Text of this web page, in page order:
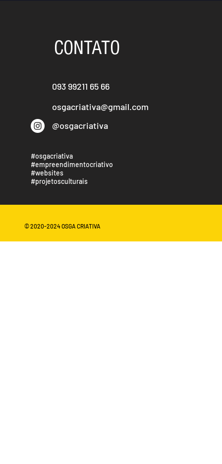
CONTATO
093 99211 65 66
osgacriativa@gmail.com
@osgacriativa
#osgacriativa
#empreendimentocriativo
#websites
#projetosculturais
© 2020-2024 OSGA CRIATIVA